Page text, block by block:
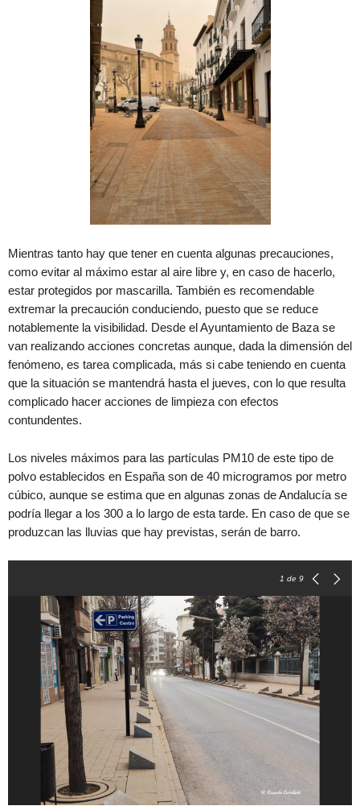
Mientras tanto hay que tener en cuenta algunas precauciones,
como evitar al máximo estar al aire libre y, en caso de hacerlo,
estar protegidos por mascarilla. También es recomendable
extremar la precaución conduciendo, puesto que se reduce
notablemente la visibilidad. Desde el Ayuntamiento de Baza se
van realizando acciones concretas aunque, dada la dimensión del
fenómeno, es tarea complicada, más si cabe teniendo en cuenta
que la situación se mantendrá hasta el jueves, con lo que resulta
complicado hacer acciones de limpieza con efectos
contundentes.
Los niveles máximos para las partículas PM10 de este tipo de
polvo establecidos en España son de 40 microgramos por metro
cúbico, aunque se estima que en algunas zonas de Andalucía se
podría llegar a los 300 a lo largo de esta tarde. En caso de que se
produzcan las lluvias que hay previstas, serán de barro.
1 de 9